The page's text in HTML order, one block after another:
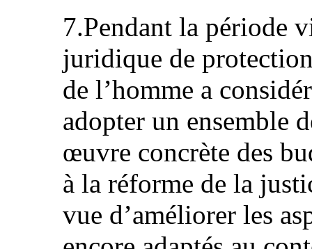
7.Pendant la période
juridique de
de l’homme a
adopter un ensemble
œuvre concrète des
à la réforme de la
vue d’améliorer les